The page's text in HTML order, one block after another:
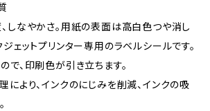
しなやかさ。用紙の表面は高白色つや消し
ェットプリンター専用のラベルシールです。
で、印刷色が引き立ちます。
により、インクのにじみを削減、インクの吸